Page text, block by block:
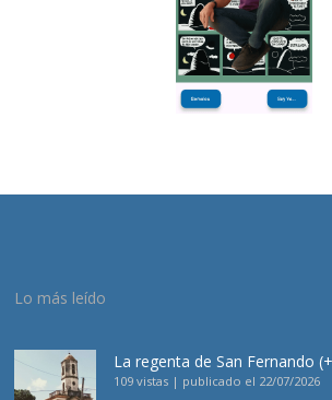
Lo más leído
La regenta de San Fernando
109 vistas | publicado el 22/07/2026